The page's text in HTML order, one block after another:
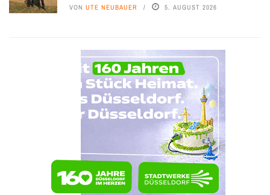
VON UTE NEUBAUER 5. AUGUST 2026